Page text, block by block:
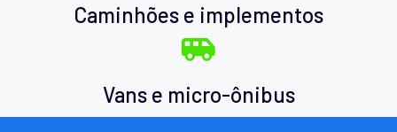
Caminhões e implementos
Vans e micro-ônibus